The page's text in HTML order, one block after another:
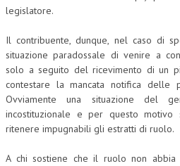
MATERIALE DIDATTICO
INVITI E PROMOZIONI
legislatore.
Il contribuente, dunque, nel caso di
situazione paradossale di venire a
solo a seguito del ricevimento di un
contestare la mancata notifica delle
Ovviamente una situazione del
incostituzionale e per questo
ritenere impugnabili gli estratti di ruolo.
A chi sostiene che il ruolo non